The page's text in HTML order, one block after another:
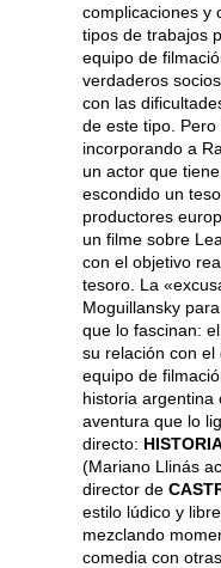
complicaciones y
tipos de trabajos
equipo de
verdaderos
con las
de este tipo. Pero
incorporando a
un actor que
escondido un
productores
un filme sobre
con el objetivo
tesoro. La
Moguillansky
que lo fascinan:
su relación con el
equipo de
historia argentina
aventura que lo
directo:
(Mariano Llinás
director de
estilo lúdico y
mezclando
comedia con